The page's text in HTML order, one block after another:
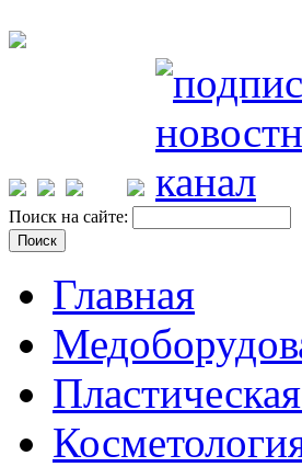
Поиск на сайте:
Главная